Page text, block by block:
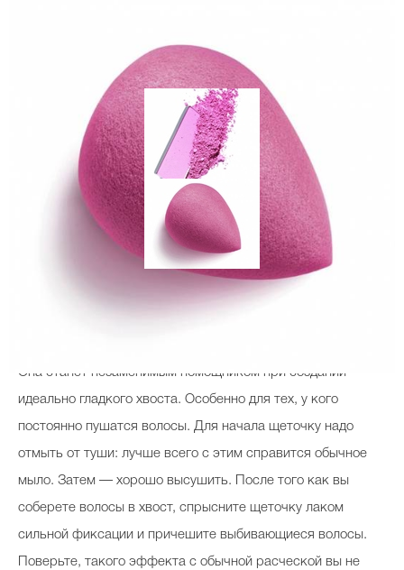
Интервью со звездой
Beauty- битвы
Щеточка от закончившейся туши
Она станет незаменимым помощником при создании
идеально гладкого хвоста. Особенно для тех, у кого
постоянно пушатся волосы. Для начала щеточку надо
отмыть от туши: лучше всего с этим справится обычное
мыло. Затем — хорошо высушить. После того как вы
соберете волосы в хвост, спрысните щеточку лаком
сильной фиксации и причешите выбивающиеся волосы.
Поверьте, такого эффекта с обычной расческой вы не